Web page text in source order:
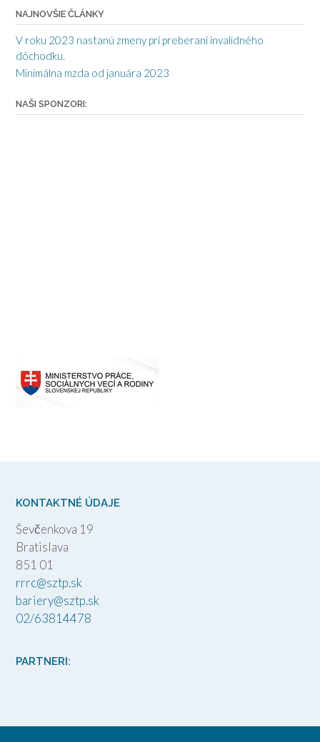
NAJNOVŠIE ČLÁNKY
V roku 2023 nastanú zmeny pri preberaní invalidného
dôchodku.
Minimálna mzda od januára 2023
NAŠI SPONZORI:
KONTAKTNÉ ÚDAJE
Ševčenkova 19
Bratislava
851 01
rrrc@sztp.sk
bariery@sztp.sk
02/63814478
PARTNERI: